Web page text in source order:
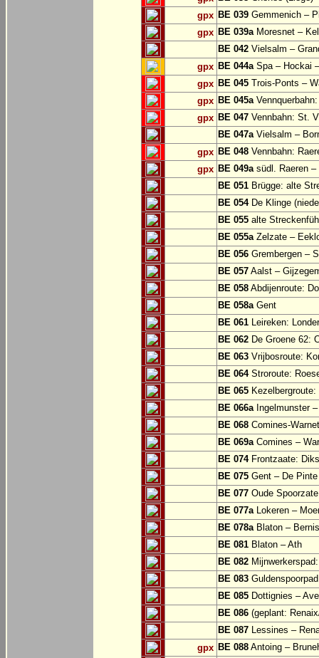
gpx BE 039 Gemmenich –
gpx BE 039aMoresnet –
BE 042 Vielsalm –
gpx BE 044aSpa – Hockai
gpx BE 045 Trois-Ponts –
gpx BE 045a
gpx BE 047 Vennbahn: St.
BE 047aVielsalm –
gpx BE 048 Vennbahn:
gpx BE 049asüdl. Raeren –
BE 051 Brügge: alte
BE 054De Klinge
BE 055 alte
BE 055aZelzate –
BE 056 Grembergen –
BE 057 Aalst –
BE 058 Abdijenroute:
BE 058aGent
BE 061 Leireken:
BE 062 De Groene 62:
BE 063 Vrijbosroute:
BE 064Stroroute:
BE 065
BE 066aIngelmunster –
BE 068 Comines-
BE 069aComines –
BE 074Frontzaate:
BE 075 Gent – De
BE 077 Oude
BE 077aLokeren –
BE 078aBlaton –
BE 081 Blaton – Ath
BE 082
BE 083
BE 085 Dottignies –
BE 086 (geplant:
BE 087 Lessines –
gpx BE 088 Antoing –